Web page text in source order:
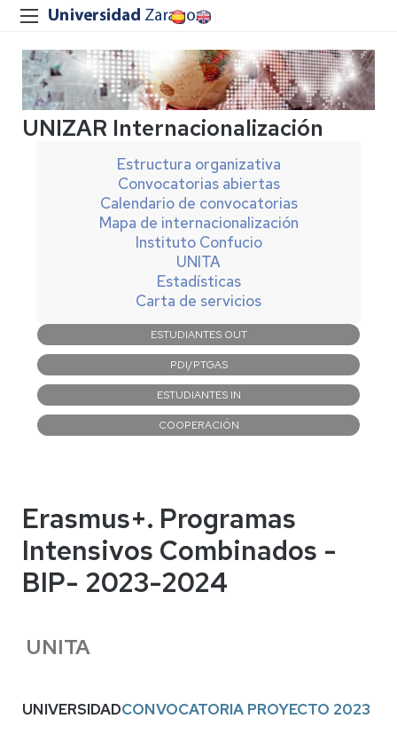
UNIZAR Internacionalización
Estructura organizativa
Convocatorias abiertas
Calendario de convocatorias
Mapa de internacionalización
Instituto Confucio
UNITA
Estadísticas
Carta de servicios
Navegación
principal
ESTUDIANTES OUT
PDI/PTGAS
ESTUDIANTES IN
COOPERACIÓN
Erasmus+. Programas
Intensivos Combinados -
BIP- 2023-2024
UNITA
UNIVERSIDADCONVOCATORIA PROYECTO 2023